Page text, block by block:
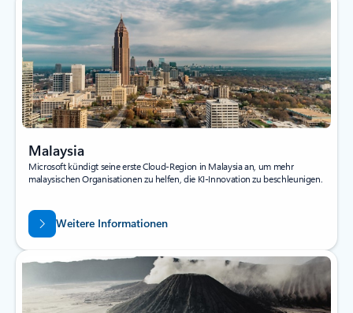
Malaysia
Microsoft kündigt seine erste Cloud-Region in Malaysia an, um mehr
malaysischen Organisationen zu helfen, die KI-Innovation zu beschleunigen.
Weitere Informationen